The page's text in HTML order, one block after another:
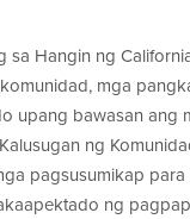
Hangin ng
mga
upang bawasan ang
ng
pagsusumikap
ng